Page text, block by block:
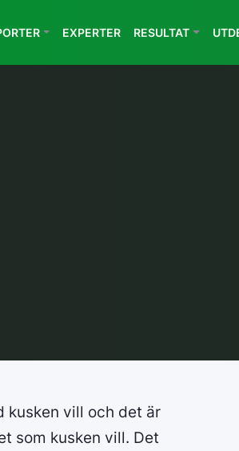
EXPERTER RESULTAT
kusken vill och det är
som kusken vill. Det